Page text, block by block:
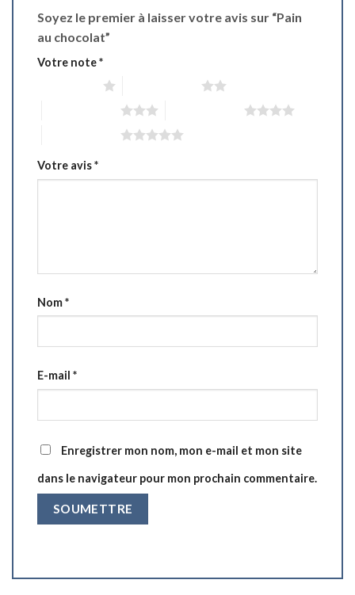
Soyez le premier à laisser votre avis sur “Pain
au chocolat”
Votre note*
Votre avis*
Nom*
E-mail *
Enregistrer mon nom, mon e-mail et mon site
dans le navigateur pour mon prochain commentaire.